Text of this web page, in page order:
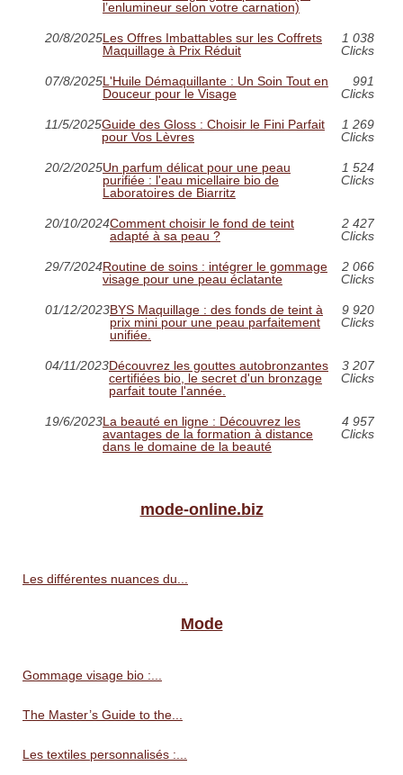
l’enlumineur selon votre carnation)
20/8/2025Les Offres Imbattables sur les Coffrets
Maquillage à Prix Réduit
1 038
Clicks
07/8/2025L'Huile Démaquillante : Un Soin Tout en
Douceur pour le Visage
991
Clicks
11/5/2025Guide des Gloss : Choisir le Fini Parfait
pour Vos Lèvres
1 269
Clicks
20/2/2025Un parfum délicat pour une peau
purifiée : l'eau micellaire bio de
Laboratoires de Biarritz
1 524
Clicks
20/10/2024Comment choisir le fond de teint
adapté à sa peau ?
2 427
Clicks
29/7/2024Routine de soins : intégrer le gommage
visage pour une peau éclatante
2 066
Clicks
01/12/2023BYS Maquillage : des fonds de teint à
prix mini pour une peau parfaitement
unifiée.
9 920
Clicks
04/11/2023Découvrez les gouttes autobronzantes
certifiées bio, le secret d'un bronzage
parfait toute l'année.
3 207
Clicks
19/6/2023La beauté en ligne : Découvrez les
avantages de la formation à distance
dans le domaine de la beauté
4 957
Clicks
mode-online.biz
Les différentes nuances du...
Mode
Gommage visage bio :...
The Master’s Guide to the...
Les textiles personnalisés :...